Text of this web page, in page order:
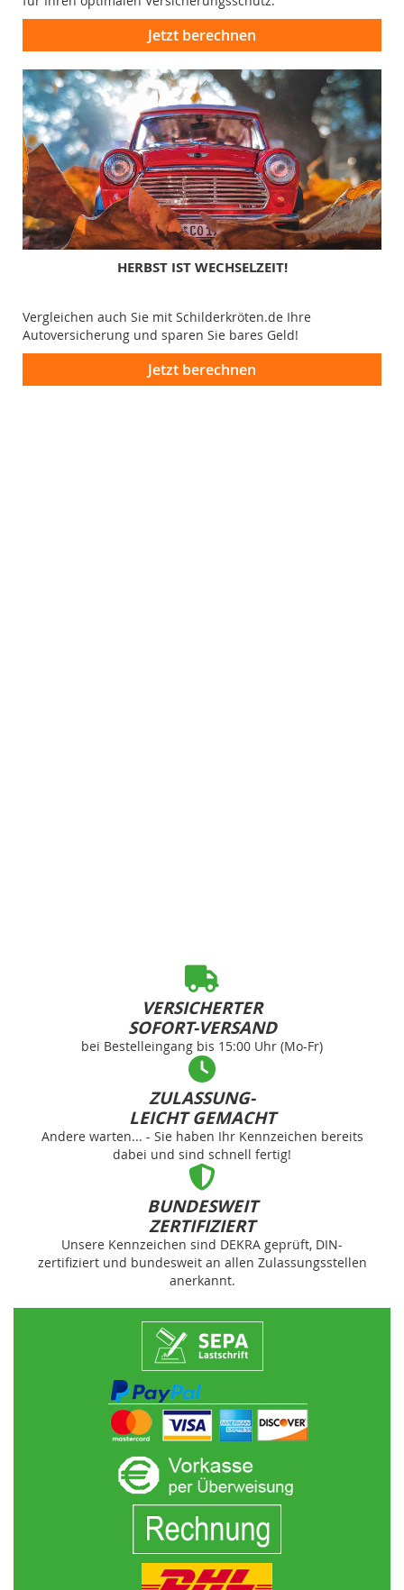
Jetzt berechnen
HERBST IST WECHSELZEIT!
Vergleichen auch Sie mit Schilderkröten.de Ihre
Autoversicherung und sparen Sie bares Geld!
Jetzt berechnen
VERSICHERTER
SOFORT-VERSAND
bei Bestelleingang bis 15:00 Uhr (Mo-Fr)
ZULASSUNG-
LEICHT GEMACHT
Andere warten... - Sie haben Ihr Kennzeichen bereits
dabei und sind schnell fertig!
BUNDESWEIT
ZERTIFIZIERT
Unsere Kennzeichen sind DEKRA geprüft, DIN-
zertifiziert und bundesweit an allen Zulassungsstellen
anerkannt.